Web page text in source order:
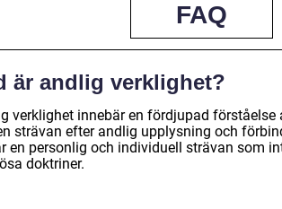
FAQ
är andlig verklighet?
verklighet innebär en fördjupad förståelse
strävan efter andlig upplysning och
en personlig och individuell strävan som
doktriner.